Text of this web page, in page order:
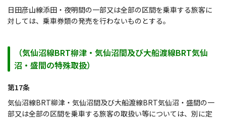
日田彦山線添田・夜明間の一部又は全部の区間を乗車する旅客に
対しては、乗車券類の発売を行わないものとする。
（気仙沼線BRT柳津・気仙沼間及び大船渡線BRT気仙
沼・盛間の特殊取扱）
第17条
気仙沼線BRT柳津・気仙沼間及び大船渡線BRT気仙沼・盛間の一
部又は全部の区間を乗車する旅客の取扱い等については、別に定